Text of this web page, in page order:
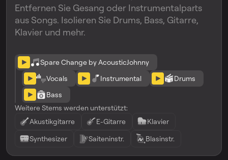
Entfernen Sie Gesang oder Instrumentalparts
aus Songs. Isolieren Sie Drums, Bass, Gitarre,
Klavier und mehr.
Spare Change by AcousticJohnny
Vocals
Instrumental
Drums
Bass
Weitere Stems werden unterstützt:
Akustikgitarre
E-Gitarre
Klavier
Synthesizer
Saiteninstr. Blasinstr.